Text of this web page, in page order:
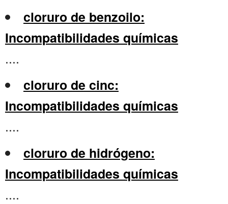
cloruro de benzoilo:
Incompatibilidades químicas
....
cloruro de cinc:
Incompatibilidades químicas
....
cloruro de hidrógeno:
Incompatibilidades químicas
....